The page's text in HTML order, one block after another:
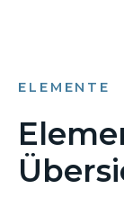
ELEMENTE